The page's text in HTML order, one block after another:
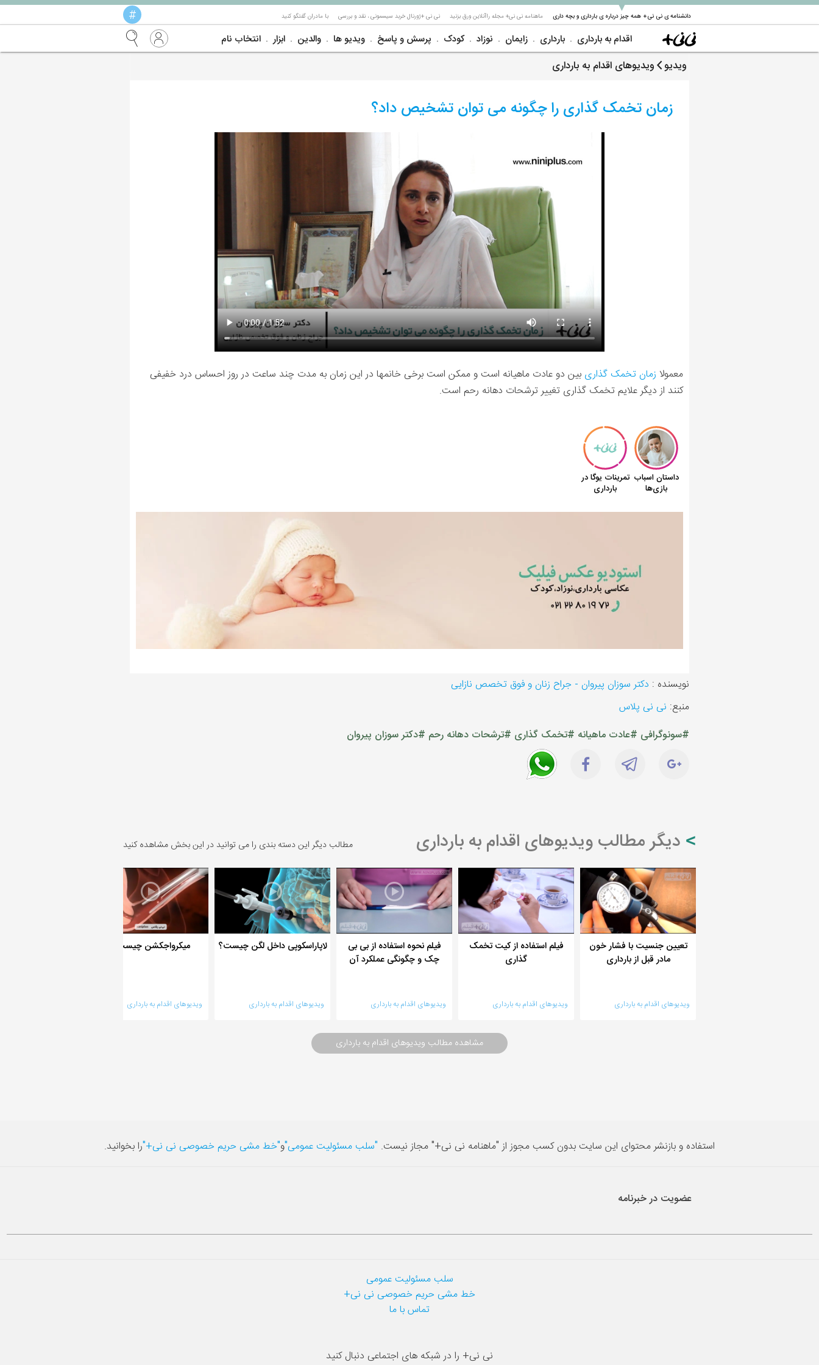
دانشنامه ی نی نی+ همه چیز درباره ی بارداری و بچه داری
▼ ماهنامه نی نی+ مجله راآنلاین ورق بزنید نی نی +ژورنال خربد سیسمونی ، نقد و بررسی با مادران گفتگو کنید #
اقدام به بارداری بارداری زایمان نوزاد کودک پرسش و پاسخ ویدیو ها والدین ابزار انتخاب نام
ویدیو ویدیوهای اقدام به بارداری
زمان تخمک گذاری را چگونه می توان تشخیص داد؟
معمولا زمان تخمک گذاری بین دو عادت ماهیانه است و ممکن است برخی خانمها در این زمان به مدت چند ساعت در روز احساس درد خفیفی
کنند از دیگر علایم تخمک گذاری تغییر ترشحات دهانه رحم است.
نویسنده : دکتر سوزان پیروان - جراح زنان و فوق تخصص نازایی
منبع: نی نی پلاس
#سونوگرافی #عادت ماهیانه #تخمک گذاری #ترشحات دهانه رحم #دکتر سوزان پیروان
دیگر مطالب ویدیوهای اقدام به بارداری مطالب دیگر این دسته بندی را می توانید در این بخش مشاهده کنید
تعیین جنسیت با فشار خون
مادر قبل از بارداری
ویدیوهای اقدام به بارداری
فیلم استفاده از کیت تخمک
گذاری
ویدیوهای اقدام به بارداری
فیلم نحوه استفاده از بی بی
چک و چگونگی عملکرد آن
ویدیوهای اقدام به بارداری
لاپاراسکوپی داخل لگن چیست؟
ویدیوهای اقدام به بارداری
میکرواجکشن چیست؟
ویدیوهای اقدام به بارداری
مشاهده مطالب ویدیوهای اقدام به بارداری
استفاده و بازنشر محتوای این سایت بدون کسب مجوز از "ماهنامه نی نی+" مجاز نیست. "سلب مسئولیت عمومی"و"خط مشی حریم خصوصی نی نی+"را بخوانید.
عضویت در خبرنامه
سلب مسئولیت عمومی
خط مشی حریم خصوصی نی نی+
تماس با ما
نی نی+ را در شبکه های اجتماعی دنبال کنید